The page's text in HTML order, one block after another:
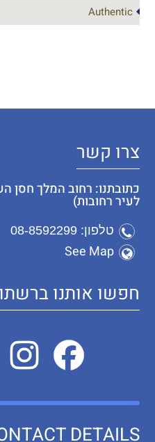
Authentic
צרו קשר
כתובתנו: רחוב המלך חסן
לעיר רחובות)
טלפון: 08-8592299
See Map
חפשו אותנו
DETAILS